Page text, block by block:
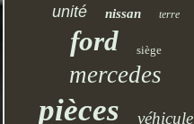
unité nissan terre
ford siège
mercedes
pièces véhicule